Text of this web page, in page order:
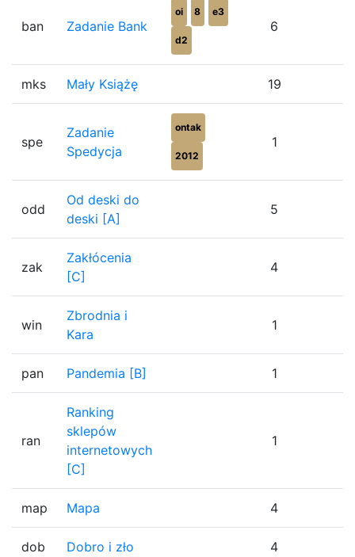
ban Zadanie Bank
oi 8 e3
d2
6
mks Mały Książę 19
spe
Zadanie
Spedycja
ontak
2012
1
odd
Od deski do
deski [A]
5
zak
Zakłócenia
[C]
4
win
Zbrodnia i
Kara
1
pan Pandemia [B] 1
ran
Ranking
sklepów
internetowych
[C]
1
map Mapa 4
dob Dobro i zło 4